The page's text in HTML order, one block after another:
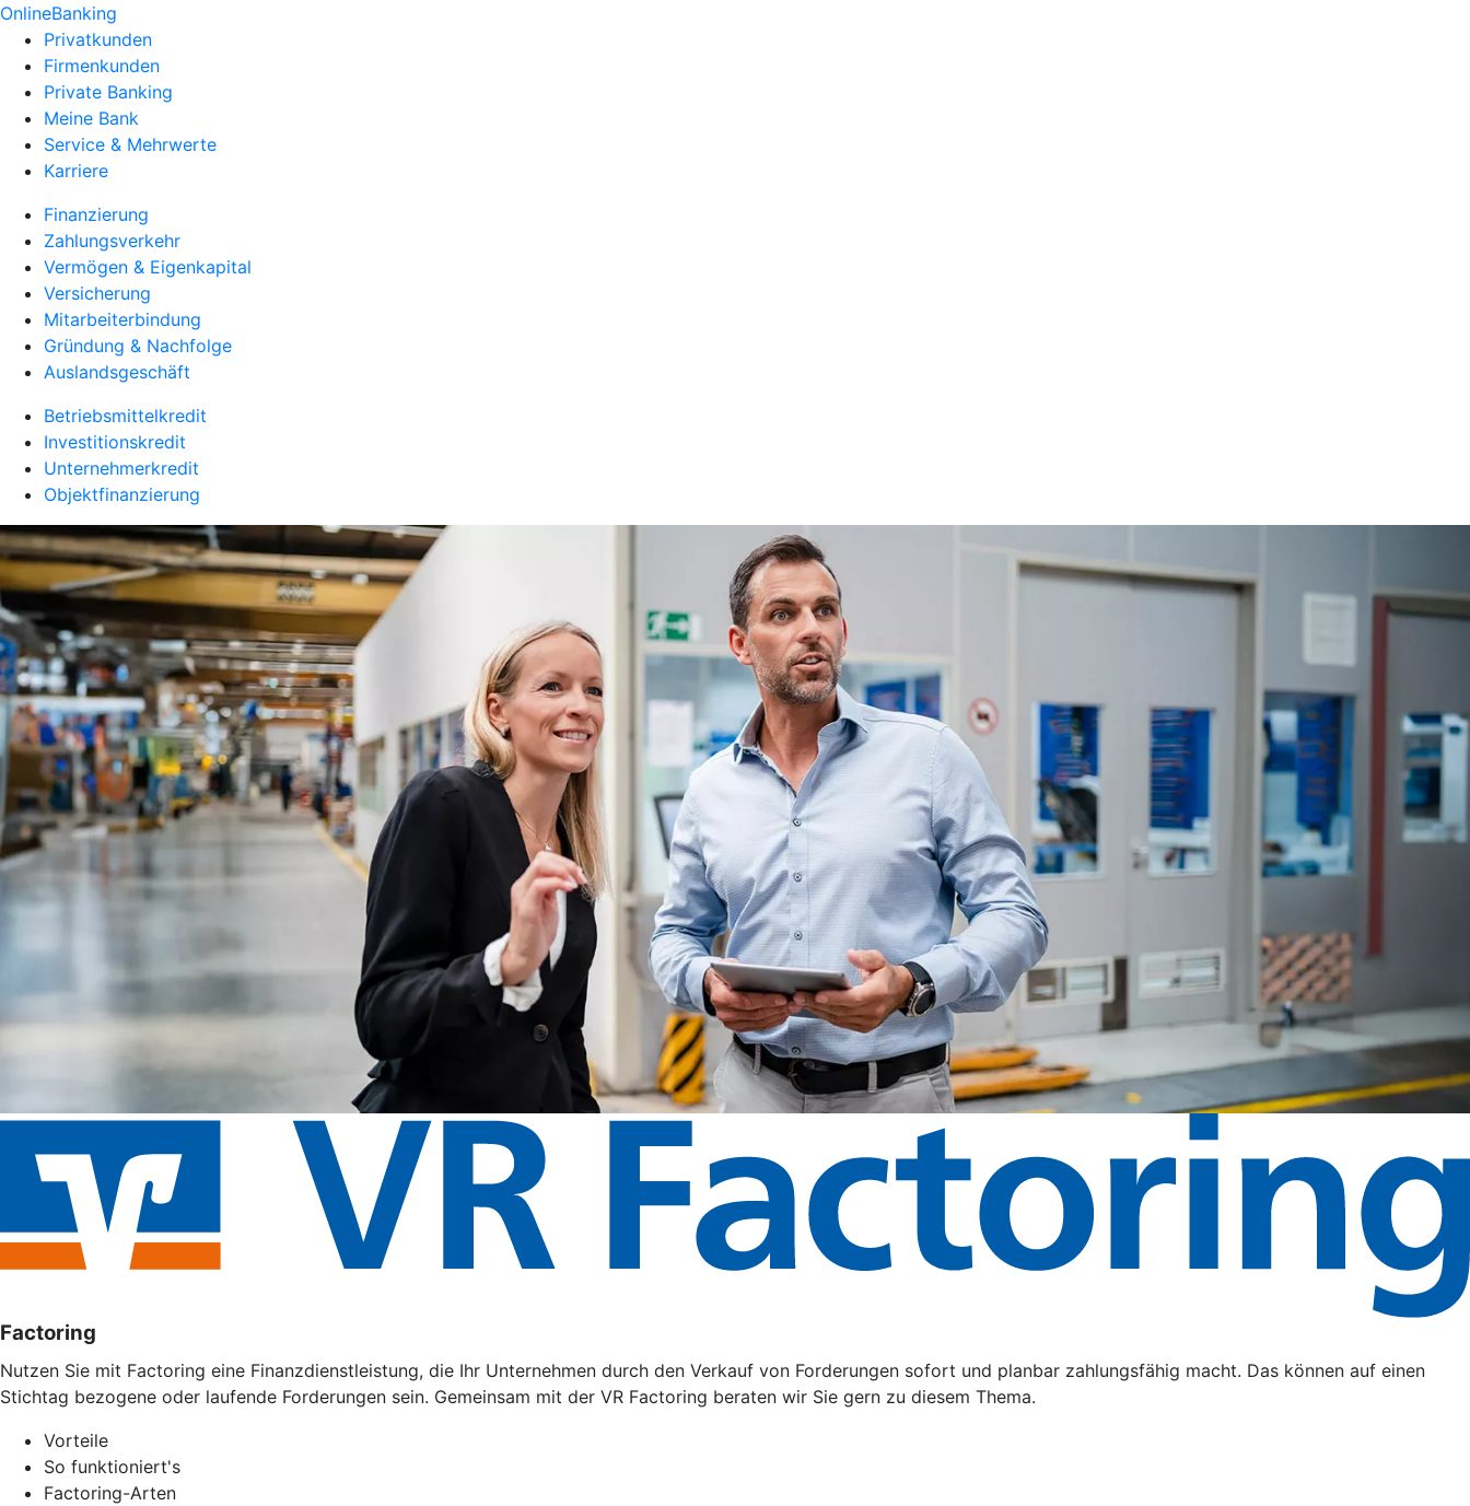
OnlineBanking
Privatkunden
Firmenkunden
Private Banking
Meine Bank
Service & Mehrwerte
Karriere
Finanzierung
Zahlungsverkehr
Vermögen & Eigenkapital
Versicherung
Mitarbeiterbindung
Gründung & Nachfolge
Auslandsgeschäft
Betriebsmittelkredit
Investitionskredit
Unternehmerkredit
Objektfinanzierung
Factoring
Nutzen Sie mit Factoring eine Finanzdienstleistung, die Ihr Unternehmen durch den Verkauf von Forderungen sofort und planbar zahlungsfähig macht. Das können auf einen
Stichtag bezogene oder laufende Forderungen sein. Gemeinsam mit der VR Factoring beraten wir Sie gern zu diesem Thema.
Vorteile
So funktioniert's
Factoring-Arten